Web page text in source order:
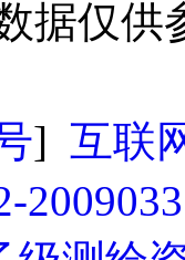
据仅供
] 互联